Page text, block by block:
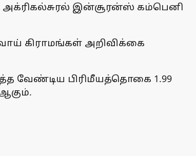
அக்ரிகல்சுரல் இன்சூரன்ஸ் கம்பெனி
கிராமங்கள் அறிவிக்கை
வேண்டிய பிரிமீயத்தொகை 1.99